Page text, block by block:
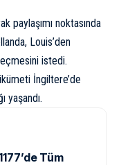
paylaşımı noktasında
Louis’den
istedi.
İngiltere’de
yaşandı.
Tüm